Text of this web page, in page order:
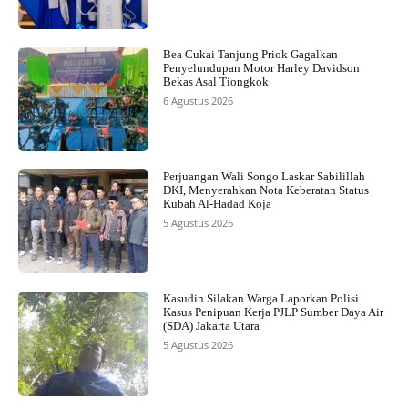
Bea Cukai Tanjung Priok Gagalkan
Penyelundupan Motor Harley Davidson
Bekas Asal Tiongkok
6 Agustus 2026
Perjuangan Wali Songo Laskar Sabilillah
DKI, Menyerahkan Nota Keberatan Status
Kubah Al-Hadad Koja
5 Agustus 2026
Kasudin Silakan Warga Laporkan Polisi
Kasus Penipuan Kerja PJLP Sumber Daya Air
(SDA) Jakarta Utara
5 Agustus 2026